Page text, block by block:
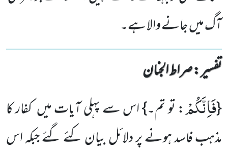
آگ میں جانے والا ہے۔
تفسیر : ‎صراط الجنان
{فَاِنَّكُمْ: تو تم۔} اس سے پہلی آیات میں کفار کا
مذہب فاسد ہونے پر دلائل بیان کئے گئے جبکہ اس